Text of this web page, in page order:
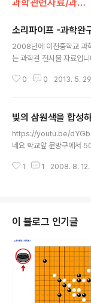
과학관련자료/과학관련자료-완구
소리파이프 -과학완
2008년에 이천중학교 과
는 과학관 전시물 자료
0 0 2013. 5.
빛의 삼원색을 합성
https://youtu.be/
네요 학교앞 문방구에서
nical pencil 이네요 품명
1 1 2008. 8. 12.
이 블로그 인기글